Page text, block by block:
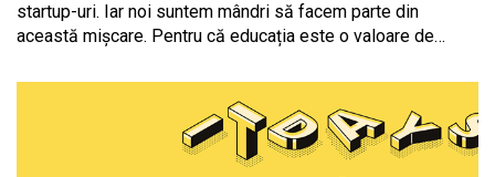
startup-uri. Iar noi suntem mândri să facem parte din
această mișcare. Pentru că educația este o valoare de…